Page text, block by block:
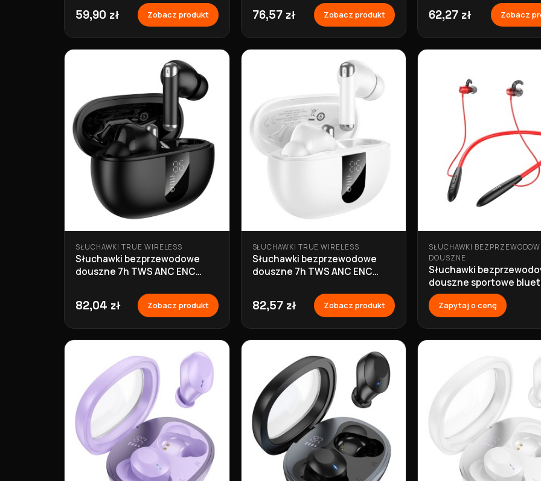
EQ24 szare Hoco
59,90 zł Zobacz produkt
EQ24 czarne Hoco
76,57 zł Zobacz produkt
EQ24 białe Hoco
62,27 zł Zobacz
SŁUCHAWKI TRUE WIRELESS
Słuchawki bezprzewodowe
douszne 7h TWS ANC ENC
82,04 zł Zobacz produkt
SŁUCHAWKI TRUE WIRELESS
Słuchawki bezprzewodowe
douszne 7h TWS ANC ENC
82,57 zł Zobacz produkt
SŁUCHAWKI
DOUSZNE
Słuchawki
douszne sportowe
20h ES61 czerwone Hoco
Zapytaj o cenę